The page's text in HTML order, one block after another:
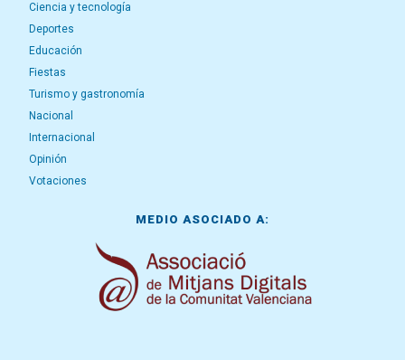
Ciencia y tecnología
Deportes
Educación
Fiestas
Turismo y gastronomía
Nacional
Internacional
Opinión
Votaciones
MEDIO ASOCIADO A: